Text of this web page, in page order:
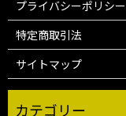
プライバシーポリシー
特定商取引法
サイトマップ